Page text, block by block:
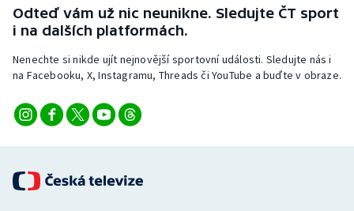
Triatlon
Veslování
Ostatní
Odteď vám už nic neunikne. Sledujte ČT sport
i na dalších platformách.
Nenechte si nikde ujít nejnovější sportovní události. Sledujte nás i
na Facebooku, X, Instagramu, Threads či YouTube a buďte v obraze.